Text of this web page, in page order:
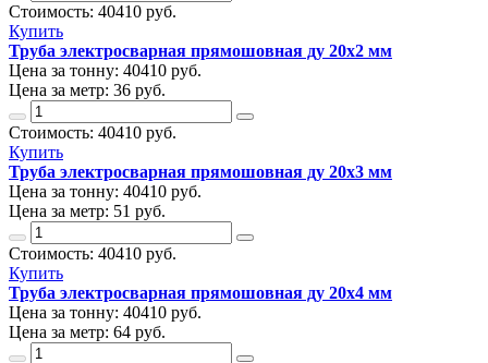
Стоимость: 40410 руб.
Купить
Труба электросварная прямошовная ду 20х2 мм
Цена за тонну: 40410 руб.
Цена за метр: 36 руб.
Стоимость: 40410 руб.
Купить
Труба электросварная прямошовная ду 20х3 мм
Цена за тонну: 40410 руб.
Цена за метр: 51 руб.
Стоимость: 40410 руб.
Купить
Труба электросварная прямошовная ду 20х4 мм
Цена за тонну: 40410 руб.
Цена за метр: 64 руб.